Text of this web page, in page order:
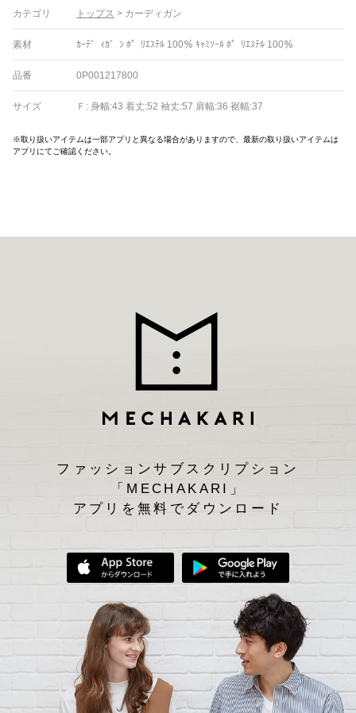
カテゴリ トップス > カーディガン
素材 ｶｰﾃ゛ｨｶ゛ﾝ ﾎ゜ﾘｴｽﾃﾙ 100％ ｷｬﾐｿｰﾙ ﾎ゜ﾘｴｽﾃﾙ 100％
品番 0P001217800
サイズ Ｆ: 身幅:43 着丈:52 袖丈:57 肩幅:36 裾幅:37
※取り扱いアイテムは一部アプリと異なる場合がありますので、最新の取り扱いアイテムは
アプリにてご確認ください。
ファッションサブスクリプション
「MECHAKARI」
アプリを無料でダウンロード
App Storeからダウンロード